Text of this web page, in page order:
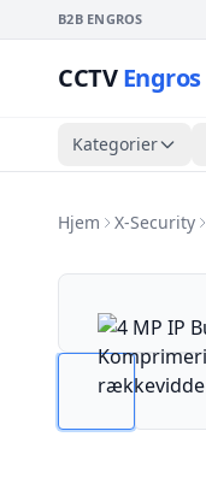
B2B ENGROS
CCTVEngros
Kategorier
Hjem X-Security